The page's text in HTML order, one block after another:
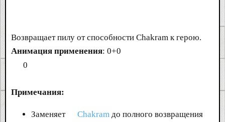
Возвращает пилу от способности Chakram к герою.
Анимация применения: 0+0
0
Примечания:
Заменяет Chakram до полного возвращения